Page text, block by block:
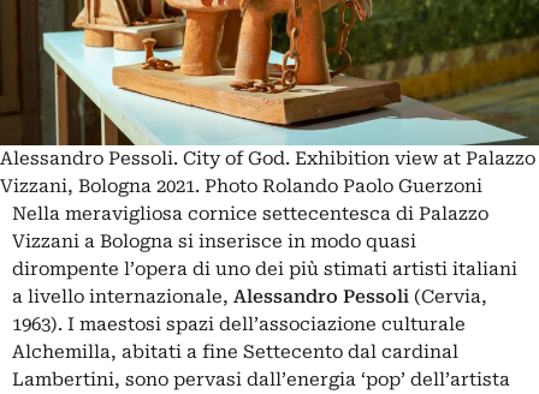
Alessandro Pessoli. City of God. Exhibition view at Palazzo
Vizzani, Bologna 2021. Photo Rolando Paolo Guerzoni
Nella meravigliosa cornice settecentesca di Palazzo
Vizzani a Bologna si inserisce in modo quasi
dirompente l’opera di uno dei più stimati artisti italiani
a livello internazionale, Alessandro Pessoli (Cervia,
1963). I maestosi spazi dell’associazione culturale
Alchemilla, abitati a fine Settecento dal cardinal
Lambertini, sono pervasi dall’energia ‘pop’ dell’artista